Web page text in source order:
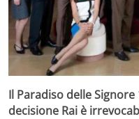
Il Paradiso delle
decisione Rai è